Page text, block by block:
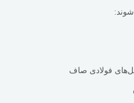
فولادی صاف